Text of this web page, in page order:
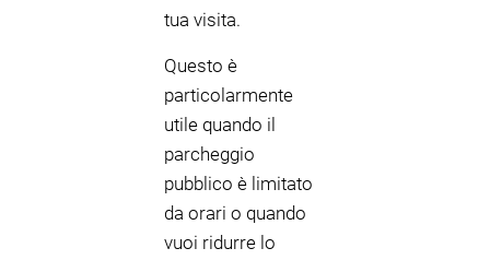
tua visita.
Questo è
particolarmente
utile quando il
parcheggio
pubblico è limitato
da orari o quando
vuoi ridurre lo